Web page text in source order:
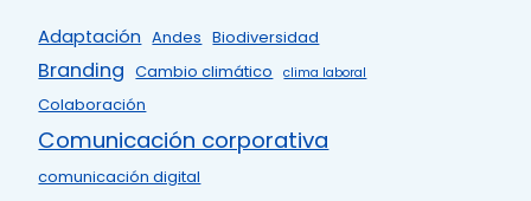
Adaptación Andes Biodiversidad
Branding Cambio climático clima laboral
Colaboración
Comunicación corporativa
comunicación digital